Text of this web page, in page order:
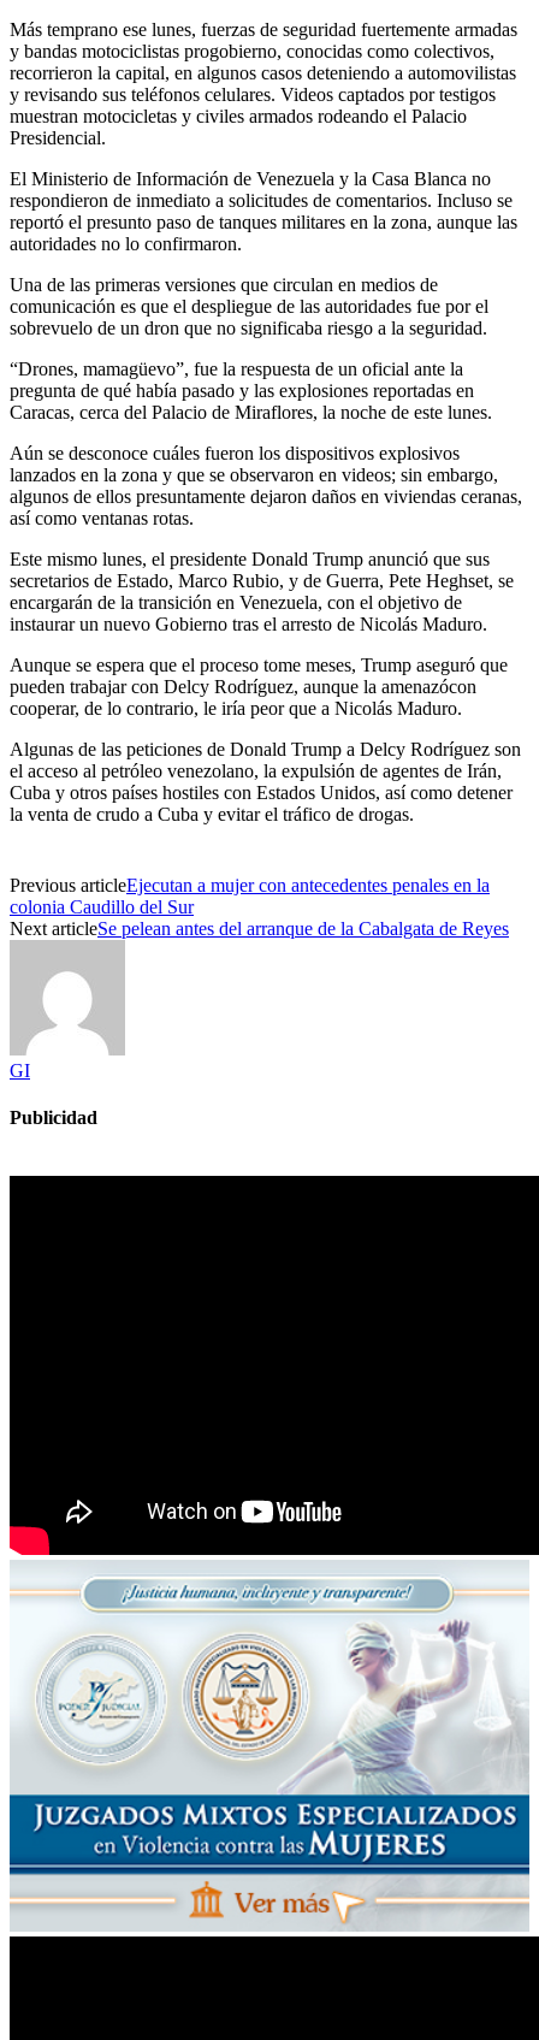
Más temprano ese lunes, fuerzas de seguridad fuertemente armadas
y bandas motociclistas progobierno, conocidas como colectivos,
recorrieron la capital, en algunos casos deteniendo a automovilistas
y revisando sus teléfonos celulares. Videos captados por testigos
muestran motocicletas y civiles armados rodeando el Palacio
Presidencial.
El Ministerio de Información de Venezuela y la Casa Blanca no
respondieron de inmediato a solicitudes de comentarios. Incluso se
reportó el presunto paso de tanques militares en la zona, aunque las
autoridades no lo confirmaron.
Una de las primeras versiones que circulan en medios de
comunicación es que el despliegue de las autoridades fue por el
sobrevuelo de un dron que no significaba riesgo a la seguridad.
“Drones, mamagüevo”, fue la respuesta de un oficial ante la
pregunta de qué había pasado y las explosiones reportadas en
Caracas, cerca del Palacio de Miraflores, la noche de este lunes.
Aún se desconoce cuáles fueron los dispositivos explosivos
lanzados en la zona y que se observaron en videos; sin embargo,
algunos de ellos presuntamente dejaron daños en viviendas ceranas,
así como ventanas rotas.
Este mismo lunes, el presidente Donald Trump anunció que sus
secretarios de Estado, Marco Rubio, y de Guerra, Pete Heghset, se
encargarán de la transición en Venezuela, con el objetivo de
instaurar un nuevo Gobierno tras el arresto de Nicolás Maduro.
Aunque se espera que el proceso tome meses, Trump aseguró que
pueden trabajar con Delcy Rodríguez, aunque la amenazócon
cooperar, de lo contrario, le iría peor que a Nicolás Maduro.
Algunas de las peticiones de Donald Trump a Delcy Rodríguez son
el acceso al petróleo venezolano, la expulsión de agentes de Irán,
Cuba y otros países hostiles con Estados Unidos, así como detener
la venta de crudo a Cuba y evitar el tráfico de drogas.
Previous articleEjecutan a mujer con antecedentes penales en la
colonia Caudillo del Sur
Next articleSe pelean antes del arranque de la Cabalgata de Reyes
GI
Publicidad